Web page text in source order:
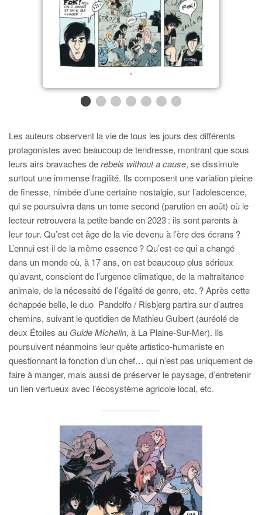
Les auteurs observent la vie de tous les jours des différents
protagonistes avec beaucoup de tendresse, montrant que sous
leurs airs bravaches derebels without a cause, se dissimule
surtout une immense fragilité. Ils composent une variation pleine
de finesse, nimbée d’une certaine nostalgie, sur l’adolescence,
qui se poursuivra dans un tome second (parution en août) où le
lecteur retrouvera la petite bande en 2023 : ils sont parents à
leur tour. Qu’est cet âge de la vie devenu à l’ère des écrans ?
L’ennui est-il de la même essence ? Qu’est-ce qui a changé
dans un monde où, à 17 ans, on est beaucoup plus sérieux
qu’avant, conscient de l’urgence climatique, de la maltraitance
animale, de la nécessité de l’égalité de genre, etc. ? Après cette
échappée belle, le duo Pandolfo / Risbjerg partira sur d’autres
chemins, suivant le quotidien de Mathieu Guibert (auréolé de
deux Étoiles au Guide Michelin, à La Plaine-Sur-Mer). Ils
poursuivent néanmoins leur quête artistico-humaniste en
questionnant la fonction d’un chef… qui n’est pas uniquement de
faire à manger, mais aussi de préserver le paysage, d’entretenir
un lien vertueux avec l’écosystème agricole local, etc.